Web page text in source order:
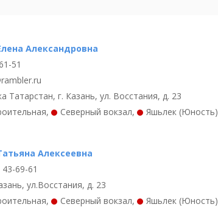
Александровна
51
Татарстан, г. Казань, ул. Восстания, д. 23
, Северный вокзал, Яшьлек (Юность)
Алексеевна
69-61
ул.Восстания, д. 23
, Северный вокзал, Яшьлек (Юность)